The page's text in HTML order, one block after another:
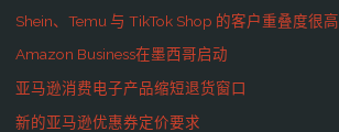
Shein、Temu 与 TikTok Shop 的客户重叠度很高
Amazon Business在墨西哥启动
亚马逊消费电子产品缩短退货窗口
新的亚马逊优惠券定价要求